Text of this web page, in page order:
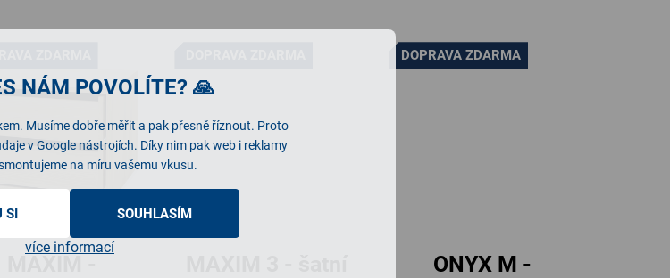
NÁM POVOLÍTE? 🙏
Musíme dobře měřit a pak přesně říznout. Proto
v Google nástrojích. Díky nim pak web i reklamy
na míru vašemu vkusu.
SI SOUHLASÍM
více informací
DOPRAVA ZDARMA
ONYX M -